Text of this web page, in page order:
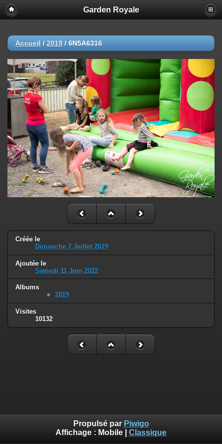
Garden Royale
Accueil / 2019 / 6N5A6316
Créée le
Dimanche 7 Juillet 2019
Ajoutée le
Samedi 11 Juin 2022
Albums
2019
Visites
10132
Propulsé par Piwigo
Affichage : Mobile Classique